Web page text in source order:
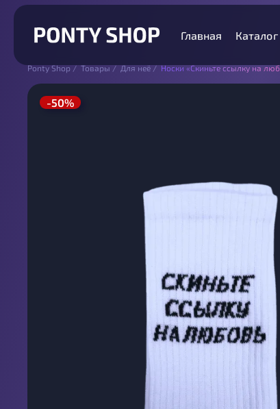
Главная Каталог
Ponty Shop/Товары/Для неё/Носки «Скиньте ссылку на
-50%